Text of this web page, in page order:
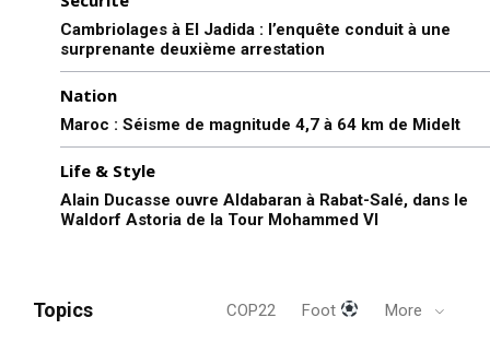
Cambriolages à El Jadida : l’enquête conduit à une
surprenante deuxième arrestation
Nation
Maroc : Séisme de magnitude 4,7 à 64 km de Midelt
Life & Style
Alain Ducasse ouvre Aldabaran à Rabat-Salé, dans le
Waldorf Astoria de la Tour Mohammed VI
Topics COP22 Foot More